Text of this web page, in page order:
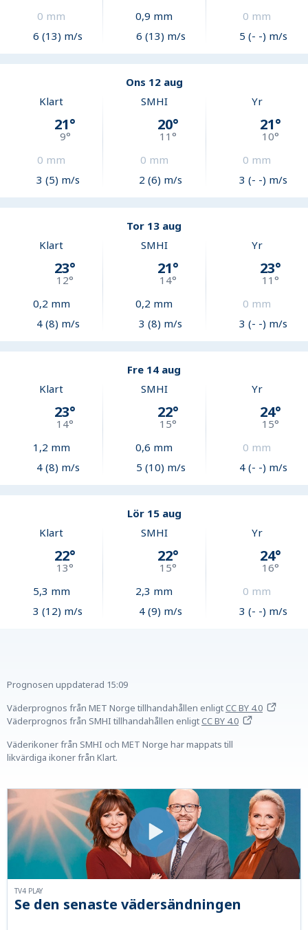
0 mm
6 (13) m/s
0,9 mm
6 (13) m/s
0 mm
5 (- -) m/s
Ons 12 aug
Klart
21°
9°
0 mm
3 (5) m/s
SMHI
20°
11 °
0 mm
2 (6) m/s
Yr
21°
10°
0 mm
3 (- -) m/s
Tor 13 aug
Klart
23°
12°
0,2 mm
4 (8) m/s
SMHI
21°
14°
0,2 mm
3 (8) m/s
Yr
23°
11°
0 mm
3 (- -) m/s
Fre 14 aug
Klart
23°
14°
1,2 mm
4 (8) m/s
SMHI
22°
15°
0,6 mm
5 (10) m/s
Yr
24°
15°
0 mm
4 (- -) m/s
Lör 15 aug
Klart
22°
13°
5,3 mm
3 (12) m/s
SMHI
22°
15°
2,3 mm
4 (9) m/s
Yr
24°
16°
0 mm
3 (- -) m/s
Prognosen uppdaterad 15:09
Väderprognos från MET Norge tillhandahållen enligtCC BY 4.0
Väderprognos från SMHI tillhandahållen enligtCC BY 4.0
Väderikoner från SMHI och MET Norge har mappats till
likvärdiga ikoner från Klart.
Se den senaste vädersändningen
TV4 PLAY